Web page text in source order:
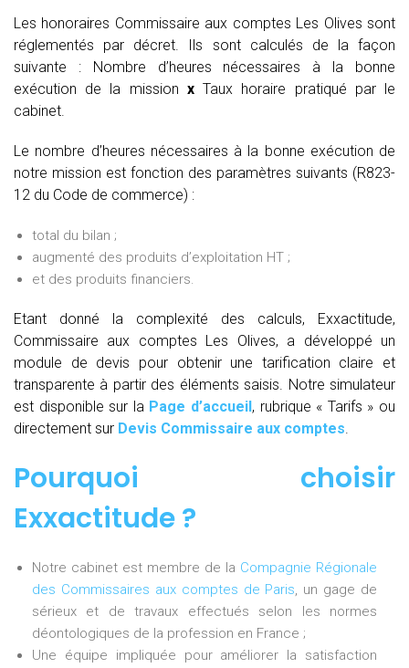
Les honoraires Commissaire aux comptes Les Olives sont
réglementés par décret. Ils sont calculés de la façon
suivante :
Nombre d’heures nécessaires à la bonne
exécution de la mission xTaux horaire pratiqué par le
cabinet.
Le nombre d’heures nécessaires à la bonne exécution de
notre mission est fonction des paramètres suivants (R823-
12 du Code de commerce) :
total du bilan ;
augmenté des produits d’exploitation HT ;
et des produits financiers.
Etant donné la complexité des calculs, Exxactitude,
Commissaire aux comptes Les Olives, a développé un
module de devis pour obtenir une tarification claire et
transparente à partir des éléments saisis. Notre simulateur
est disponible sur la Page d’accueil, rubrique « Tarifs » ou
directement sur Devis Commissaire aux comptes.
Pourquoi choisir
Exxactitude ?
Notre cabinet est membre de la Compagnie Régionale
des Commissaires aux comptes de Paris, un gage de
sérieux et de travaux effectués selon les normes
déontologiques de la profession en France ;
Une équipe impliquée pour améliorer la satisfaction